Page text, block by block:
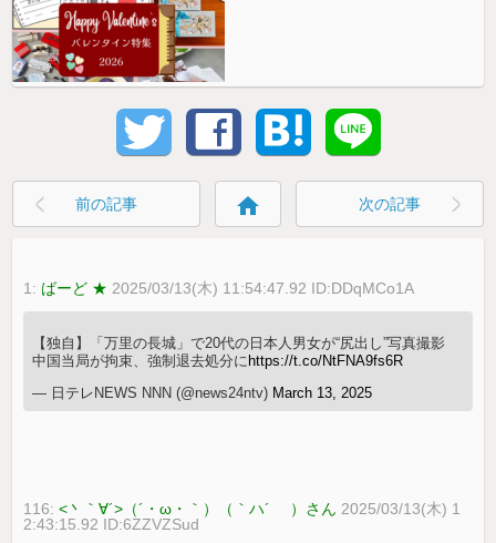
前の記事 home 次の記事
1: ばーど ★ 2025/03/13(木) 11:54:47.92 ID:DDqMCo1A
【独自】「万里の長城」で20代の日本人男女が“尻出し”写真撮影
中国当局が拘束、強制退去処分に https://t.co/NtFNA9fs6R
— 日テレNEWS NNN (@news24ntv) March 13, 2025
116:<丶｀∀´>（´・ω・｀）（｀ハ´ ）さん 2025/03/13(木) 1
2:43:15.92 ID:6ZZVZSud